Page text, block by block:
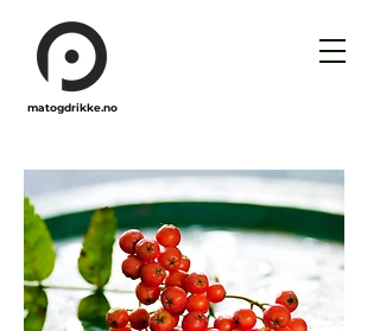
matogdrikke.no